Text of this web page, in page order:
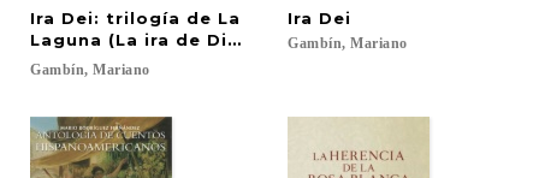
Ira Dei: trilogía de La
Laguna (La ira de Dios, El círculo platónico y La
Gambín, Mariano
Ira Dei
Gambín, Mariano